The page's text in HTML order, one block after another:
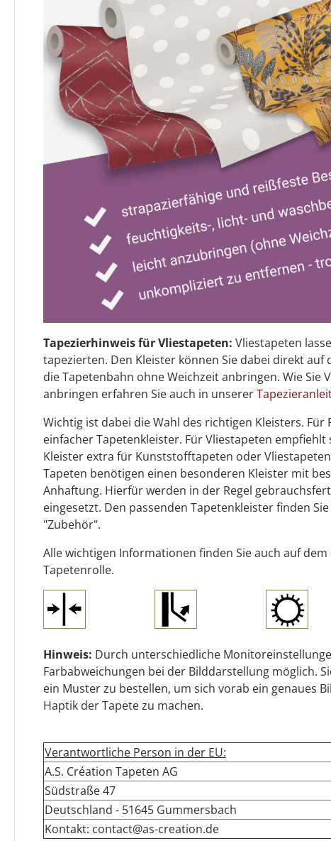
Tapezierhinweis für Vliestapeten: Vliestapeten
tapezierten. Den Kleister können Sie dabei direkt auf
die Tapetenbahn ohne Weichzeit anbringen. Wie Sie
anbringen erfahren Sie auch in unserer
Wichtig ist dabei die Wahl des richtigen Kleisters.
einfacher Tapetenkleister. Für Vliestapeten empfiehlt
Kleister extra für Kunststofftapeten oder
Tapeten benötigen einen besonderen Kleister mit
Anhaftung. Hierfür werden in der Regel
eingesetzt. Den passenden Tapetenkleister finden
"Zubehör".
Alle wichtigen Informationen finden Sie auch auf
Tapetenrolle.
Hinweis: Durch unterschiedliche
Farbabweichungen bei der Bilddarstellung möglich.
ein Muster zu bestellen, um sich vorab ein genaues
Haptik der Tapete zu machen.
Verantwortliche Person in der EU:
A.S. Création Tapeten AG
Südstraße 47
Deutschland - 51645 Gummersbach
Kontakt: contact@as-creation.de